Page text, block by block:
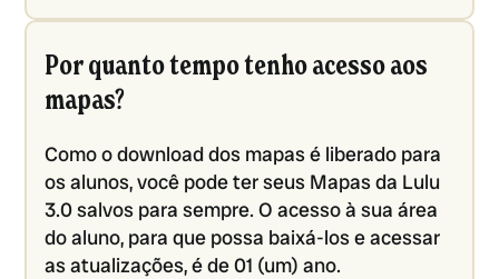
Por quanto tempo tenho acesso aos
mapas?
Como o download dos mapas é liberado para
os alunos, você pode ter seus Mapas da Lulu
3.0 salvos para sempre. O acesso à sua área
do aluno, para que possa baixá-los e acessar
as atualizações, é de 01 (um) ano.